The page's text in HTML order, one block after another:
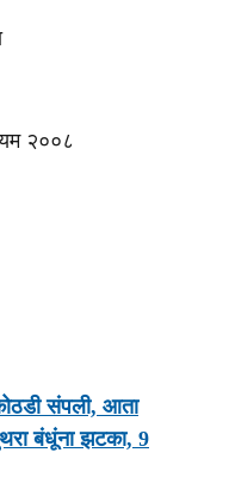
२००८
संपली, आता
बंधूंना झटका, 9